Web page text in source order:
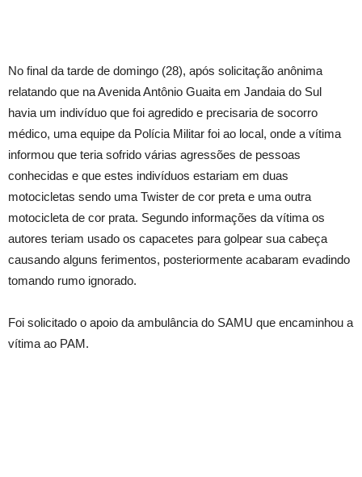
No final da tarde de domingo (28), após solicitação anônima
relatando que na Avenida Antônio Guaita em Jandaia do Sul
havia um indivíduo que foi agredido e precisaria de socorro
médico, uma equipe da Polícia Militar foi ao local, onde a vítima
informou que teria sofrido várias agressões de pessoas
conhecidas e que estes indivíduos estariam em duas
motocicletas sendo uma Twister de cor preta e uma outra
motocicleta de cor prata. Segundo informações da vítima os
autores teriam usado os capacetes para golpear sua cabeça
causando alguns ferimentos, posteriormente acabaram evadindo
tomando rumo ignorado.
Foi solicitado o apoio da ambulância do SAMU que encaminhou a
vítima ao PAM.